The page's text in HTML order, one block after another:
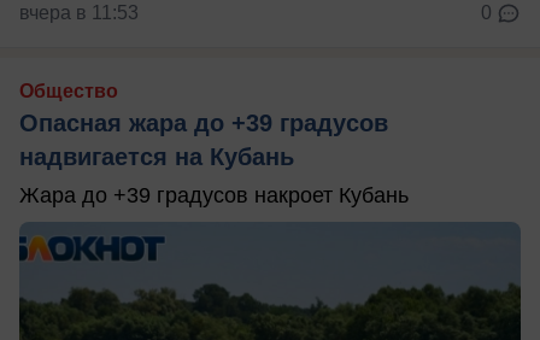
вчера в 11:53 0
Общество
Опасная жара до +39 градусов
надвигается на Кубань
Жара до +39 градусов накроет Кубань